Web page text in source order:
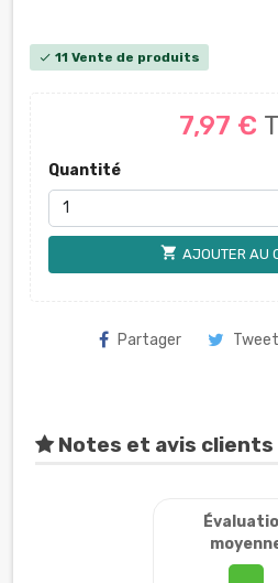
check 11 Vente de produits
7,97 €
Quantité
shopping_cart AJOUTER AU
Partager Tweet
Notes et avis clients